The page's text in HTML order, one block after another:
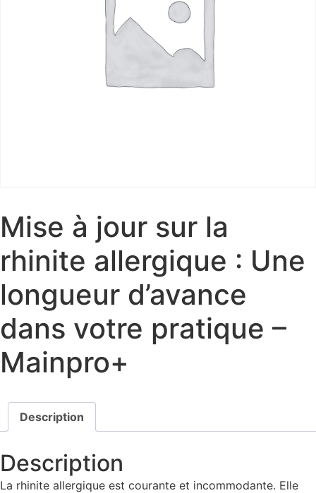
Mise à jour sur la
rhinite allergique : Une
longueur d’avance
dans votre pratique –
Mainpro+
Description
Description
La rhinite allergique est courante et incommodante. Elle